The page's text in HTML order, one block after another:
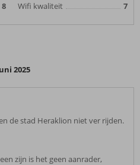
8
Wifi kwaliteit
7
2025
de stad Heraklion niet ver rijden.
zijn is het geen aanrader,